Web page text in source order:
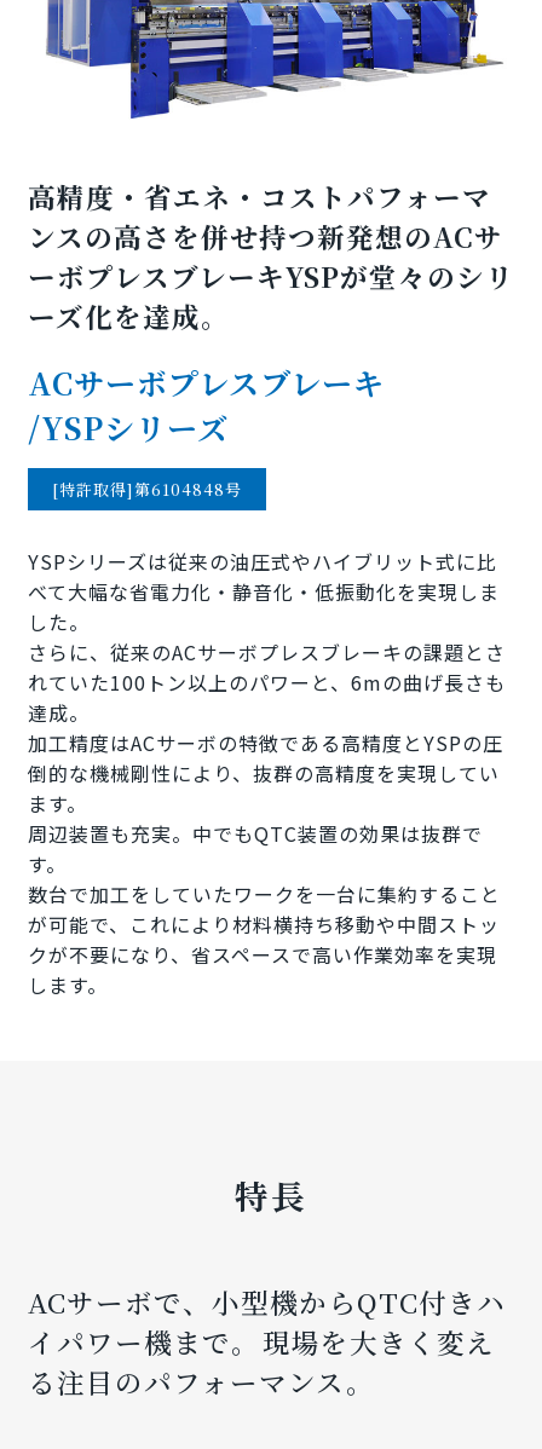
高精度・省エネ・コストパフォーマ
ンスの高さを併せ持つ新発想のACサ
ーボプレスブレーキYSPが堂々のシリ
ーズ化を達成。
ACサーボプレスブレーキ
/YSPシリーズ
[特許取得]第6104848号
YSPシリーズは従来の油圧式やハイブリット式に比
べて大幅な省電力化・静音化・低振動化を実現しま
した。
さらに、従来のACサーボプレスブレーキの課題とさ
れていた100トン以上のパワーと、6mの曲げ長さも
達成。
加工精度はACサーボの特徴である高精度とYSPの圧
倒的な機械剛性により、抜群の高精度を実現してい
ます。
周辺装置も充実。中でもQTC装置の効果は抜群で
す。
数台で加工をしていたワークを一台に集約すること
が可能で、これにより材料横持ち移動や中間ストッ
クが不要になり、省スペースで高い作業効率を実現
します。
特長
ACサーボで、小型機からQTC付きハ
イパワー機まで。
現場を大きく変え
る注目のパフォーマンス。